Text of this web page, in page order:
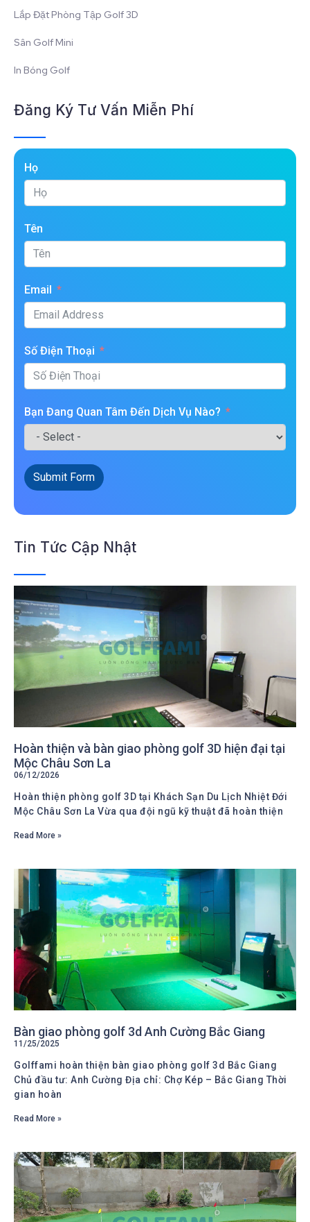
Lắp Đặt Phòng Tập Golf 3D
Sân Golf Mini
In Bóng Golf
Đăng Ký Tư Vấn Miễn Phí
Họ
Tên
Email
Số Điện Thoại
Bạn Đang Quan Tâm Đến Dịch Vụ Nào?
Submit Form
Tin Tức Cập Nhật
Hoàn thiện và bàn giao phòng golf 3D hiện đại tại
Mộc Châu Sơn La
06/12/2026
Hoàn thiện phòng golf 3D tại Khách Sạn Du Lịch Nhiệt Đới
Mộc Châu Sơn La Vừa qua đội ngũ kỹ thuật đã hoàn thiện
Read More »
Bàn giao phòng golf 3d Anh Cường Bắc Giang
11/25/2025
Golffami hoàn thiện bàn giao phòng golf 3d Bắc Giang
Chủ đầu tư: Anh Cường Địa chỉ: Chợ Kép – Bắc Giang Thời
gian hoàn
Read More »